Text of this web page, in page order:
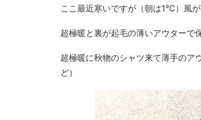
ここ最近寒いですが（朝は1℃）風
超極暖と裏が起毛の薄いアウターで
超極暖に秋物のシャツ来て薄手のア
ど）